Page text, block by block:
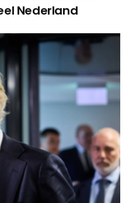
Nederland